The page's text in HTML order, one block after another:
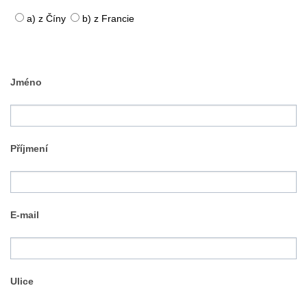
a) z Číny b) z Francie
Jméno
Příjmení
E-mail
Ulice